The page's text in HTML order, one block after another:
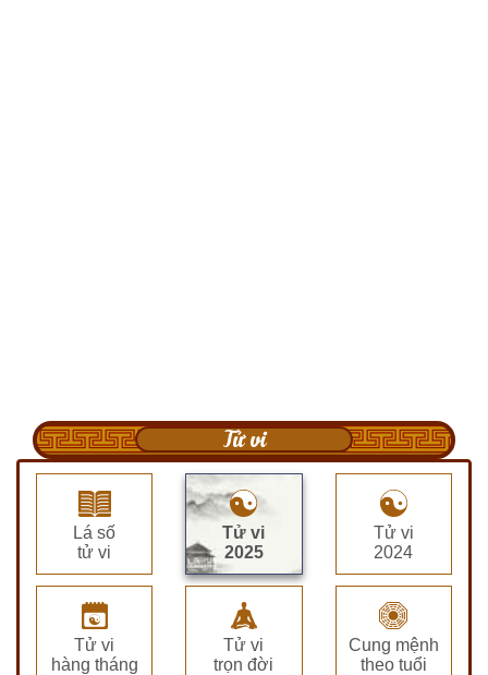
Tử vi
Lá số
tử vi
Tử vi
2025
Tử vi
2024
Tử vi
hàng tháng
Tử vi
trọn đời
Cung mệnh
theo tuổi